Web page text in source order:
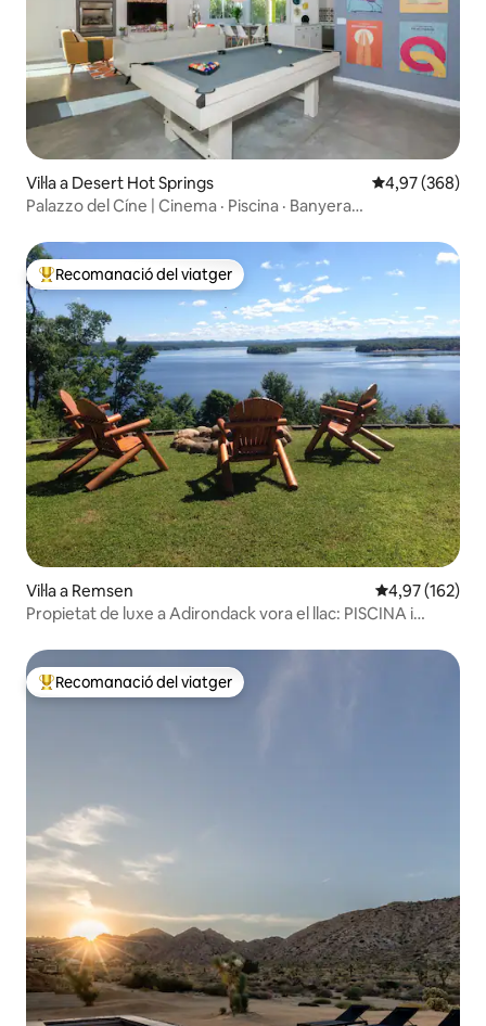
Vil·la a Desert Hot Springs 4,97 de
4,97 (368)
Palazzo del Cíne | Cinema · Piscina · Banyera
Principals recomanacions dels viatgers
Recomanació del viatger
Vil·la a Remsen 4,97 de
4,97 (162)
Propietat de luxe a Adirondack vora el llac: PISCINA i
Principals recomanacions dels viatgers
Recomanació del viatger